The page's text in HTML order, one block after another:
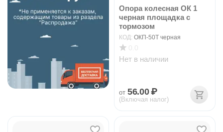
Опора колесная ОК 1
черная площадка с
тормозом
КОД: ОКП-50Т черная
Нет в наличии
от 56.00 ₽
(Включая налог)